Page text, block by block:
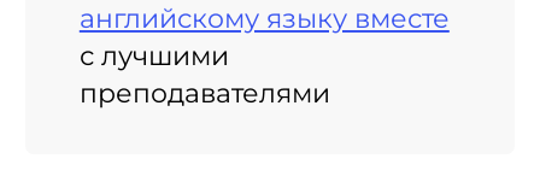
английскому языку вместе
с лучшими
преподавателями